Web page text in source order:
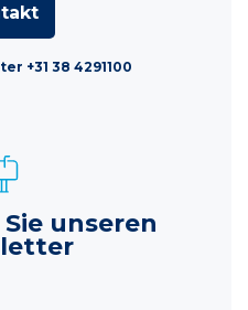
+31 38 4291100
unseren